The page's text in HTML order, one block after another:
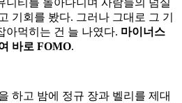
기회를 봤다. 그러나 그대로 그 기
아먹히는 건 늘 나였다. 마이너스
바로 FOMO.
하고 밤에 정규 장과 벨리를 제대